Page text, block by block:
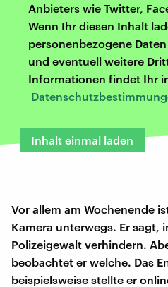
Anbieters wie Twitter,
Wenn Ihr diesen Inhalt
personenbezogene
und eventuell weitere
Informationen findet Ihr
Inhalt einmal laden
Vor allem am Wochenende
Kamera unterwegs. Er sagt,
Polizeigewalt verhindern.
beobachtet er welche. Das
beispielsweise stellte er